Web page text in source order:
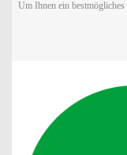
Um Ihnen ein